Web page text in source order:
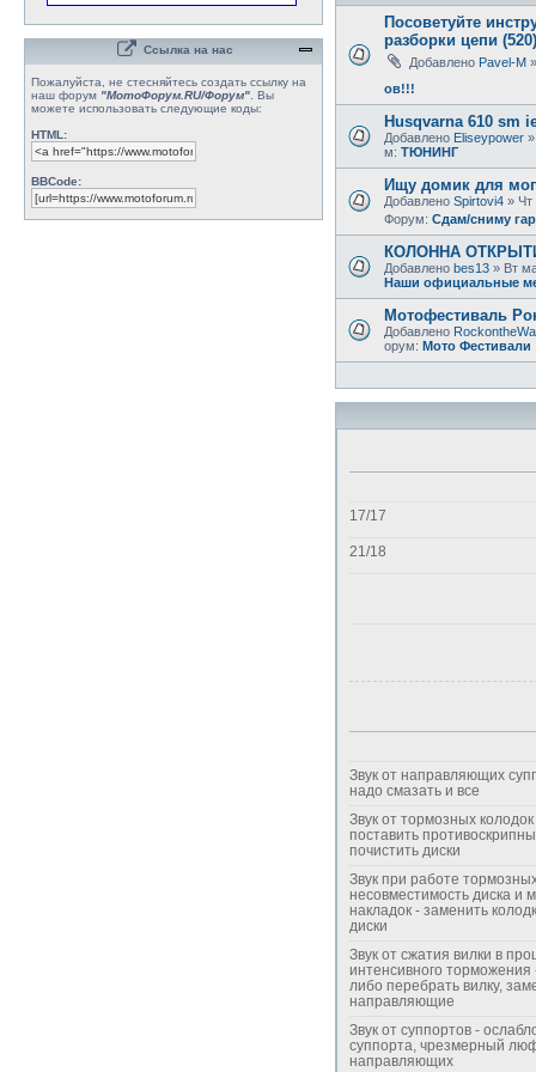
Посоветуйте
разборки цепи (520)
Добавлено Pavel-M
ов!!!
Husqvarna 610 sm
Добавлено Eliseypower
м: ТЮНИНГ
Ищу домик для
Добавлено Spirtovi4 » Чт
Форум: Сдам/сниму
КОЛОННА
Добавлено bes13 » Вт
Наши официальные
Мотофестиваль
Добавлено
орум: Мото Фестивали
17/17
21/18
Звук от направляющих
надо смазать и все
Звук от тормозных
поставить
почистить диски
Звук при работе
несовместимость диска и
накладок - заменить
диски
Звук от сжатия вилки в
интенсивного торможения
либо перебрать вилку,
направляющие
Звук от суппортов -
суппорта, чрезмерный
направляющих
Ссылка на нас
Пожалуйста, не стесняйтесь создать ссылку на
наш форум "МотоФорум.RU/Форум" . Вы
можете использовать следующие коды:
HTML:
BBCode: